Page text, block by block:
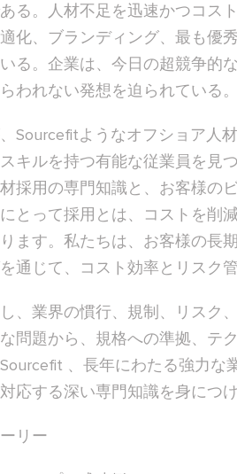
る。人材不足を迅速かつコス
適化、ブランディング、最も優
る。企業は、今日の超競争的
われない発想を迫られている。
Sourcefitようなオフショア人
キルを持つ有能な従業員を見
採用の専門知識と、お客様の
とって採用とは、コストを削
ます。私たちは、お客様の長
を通じて、コスト効率とリスク
、業界の慣行、規制、リスク
問題から、規格への準拠、テ
、長年にわたる強力な
応する深い専門知識を身につけ
リー